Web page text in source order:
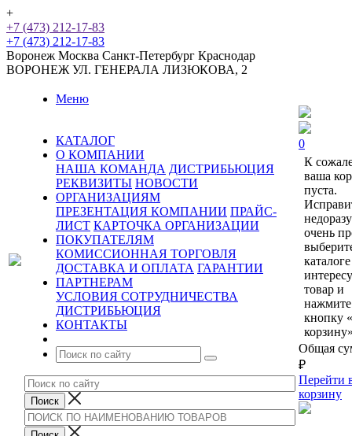
+
+7 (473) 212-17-83
+7 (473) 212-17-83
Воронеж Москва Санкт-Петербург Краснодар
ВОРОНЕЖ УЛ. ГЕНЕРАЛА ЛИЗЮКОВА, 2
Меню
КАТАЛОГ
О КОМПАНИИ
НАША КОМАНДА ДИСТРИБЬЮЦИЯ
РЕКВИЗИТЫ НОВОСТИ
ОРГАНИЗАЦИЯМ
ПРЕЗЕНТАЦИЯ КОМПАНИИ ПРАЙС-
ЛИСТ КАРТОЧКА ОРГАНИЗАЦИИ
ПОКУПАТЕЛЯМ
КОМИССИОННАЯ ТОРГОВЛЯ
ДОСТАВКА И ОПЛАТА ГАРАНТИИ
ПАРТНЕРАМ
УСЛОВИЯ СОТРУДНИЧЕСТВА
ДИСТРИБЬЮЦИЯ
КОНТАКТЫ
0
К
ваша
пуста.
очень
каталоге
товар и
нажмите
кнопку
Общая
₽
Перейти
корзину